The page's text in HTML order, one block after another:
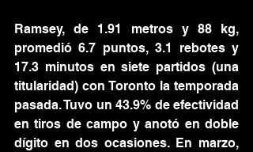
Ramsey, de 1.91 metros y 88 kg,
promedió 6.7 puntos, 3.1 rebotes y
17.3 minutos en siete partidos (una
titularidad) con Toronto la temporada
pasada. Tuvo un 43.9% de efectividad
en tiros de campo y anotó en doble
dígito en dos ocasiones. En marzo,